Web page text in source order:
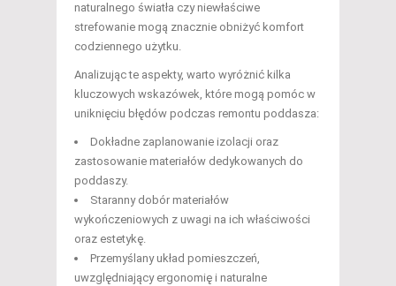
naturalnego światła czy niewłaściwe
strefowanie mogą znacznie obniżyć komfort
codziennego użytku.
Analizując te aspekty, warto wyróżnić kilka
kluczowych wskazówek, które mogą pomóc w
uniknięciu błędów podczas remontu poddasza:
Dokładne zaplanowanie izolacji oraz
zastosowanie materiałów dedykowanych do
poddaszy.
Staranny dobór materiałów
wykończeniowych z uwagi na ich właściwości
oraz estetykę.
Przemyślany układ pomieszczeń,
uwzględniający ergonomię i naturalne